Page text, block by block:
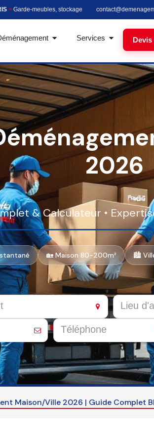
> Garde-meubles, stockage
Services
2026
& Calculateur •
🏡 Maison 80-200m² 🏙️
Maison/Ville 2026 | Guide Complet